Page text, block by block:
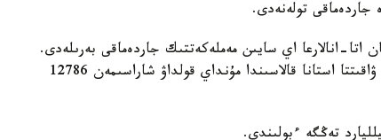
اتا-انالارعا اي سايىن مەملەكەتتىك جاردەماقى بەرىلەدى.
بيىل ونىڭ مولشەرى 81871 تەڭگەنى قۇرايدى. قازىرگى ۋاقىتتا استانا قالاسىندا مۇنداي قولداۋ شاراسىمەن 12786